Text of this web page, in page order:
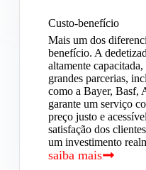
Custo-benefício
Mais um dos
benefício. A
altamente
grandes parcerias,
como a Bayer, Basf,
garante um serviço
preço justo e
satisfação dos
um investimento
saiba mais